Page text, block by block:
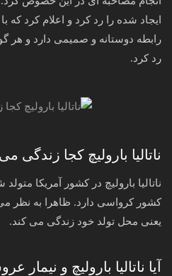
ایجاد شده را رد کرد و اعلام کرد که
رابطه دوستانه و صمیمی دارد و هر
رد کرد.
ناتالیا بارولیچ کجا زندگی
ناتالیا بارولیچ در کشور آمریکا
کشور کرواسی دارد. ظاهرا به نظر
یعنی محل تولد خود زندگی می کند.
آیا ناتالیا بارولیچ و نیمار